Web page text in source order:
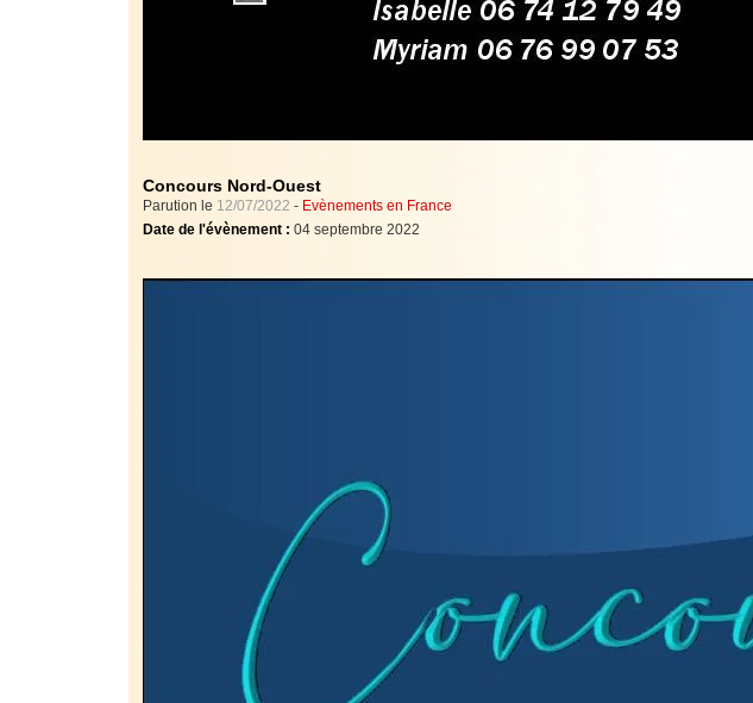
Concours Nord-Ouest
Parution le 12/07/2022 - Evènements en France
Date de l'évènement : 04 septembre 2022